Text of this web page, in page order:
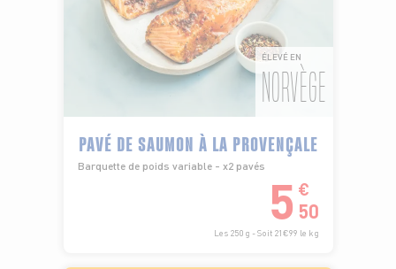
ÉLEVÉ EN
NORVÈGE
PAVÉ DE SAUMON À LA PROVENÇALE
Barquette de poids variable - x2 pavés
5 €
50
Les 250 g - Soit 21€99 le kg